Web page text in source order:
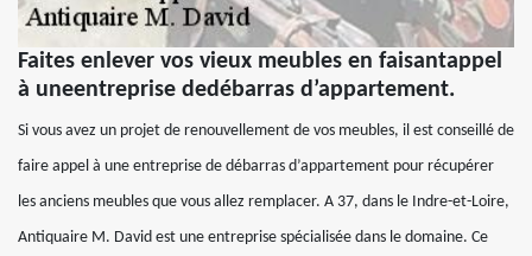
Faites enlever vos vieux meubles en faisantappel
à uneentreprise dedébarras d’appartement.
Si vous avez un projet de renouvellement de vos meubles, il est conseillé de
faire appel à une entreprise de débarras d’appartement pour récupérer
les anciens meubles que vous allez remplacer. A 37, dans le Indre-et-Loire,
Antiquaire M. David est une entreprise spécialisée dans le domaine. Ce